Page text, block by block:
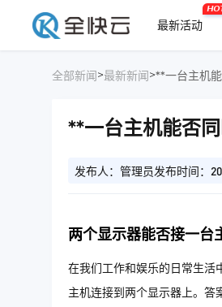
最新活动
全部新闻>最新新闻>**一台主机
**一台主机能否
发布人：管理员发布时间：
两个显示器能否接一台
在我们工作和娱乐的日常生活
主机连接到两个显示器上。答